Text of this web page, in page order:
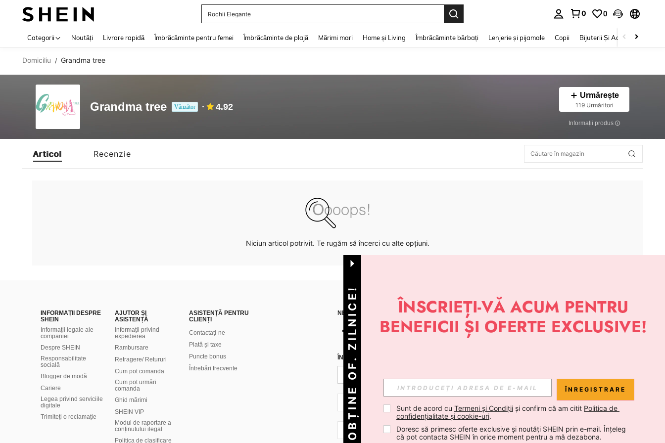
Rochii Elegante
0 0
Categorii Noutăți Livrare rapidă Îmbrăcăminte pentru femei Îmbrăcăminte de plajă Mărimi mari Home și Living Îmbrăcăminte bărbați Lenjerie și pijamale Copii Bijuterii Și Accesorii
Domiciliu / Grandma tree
Grandma tree Vânzător 4.92
Urmărește
119 Urmăritori
Informații produs
Articol Recenzie
Niciun articol potrivit. Te rugăm să încerci cu alte opțiuni.
INFORMAȚII DESPRE
SHEIN
Informații legale ale
companiei
Despre SHEIN
Responsabilitate
socială
Blogger de modă
Cariere
Legea privind serviciile
digitale
Trimiteți o reclamație
AJUTOR ȘI
ASISTENȚĂ
Informații privind
expedierea
Rambursare
Retragere/ Retururi
Cum pot comanda
Cum pot urmări
comanda
Ghid mărimi
SHEIN VIP
Modul de raportare a
conținutului ilegal
Politica de clasificare
ASISTENȚĂ PENTRU
CLIENȚI
Contactați-ne
Plată și taxe
Puncte bonus
Întrebări frecvente
NE GĂSEȘTI PE APLICAȚIE
ÎNREGISTREAZĂ-TE PENTRU A PRIMI NOUTĂȚI DESPRE STIL DE LA SHEIN
RO + 40 Abonare
RO + 40 Abonare
OBȚINE OF. ZILNICE! ÎNREGISTRARE
Sunt de acord cu Termeni și Condiții și confirm că am citit Politica de
confidențialitate și cookie-uri.
Doresc să primesc oferte exclusive și noutăți SHEIN prin e-mail. Înțeleg
că pot contacta SHEIN în orice moment pentru a mă dezabona.